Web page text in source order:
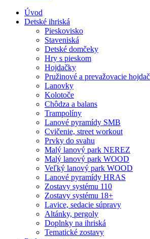
Úvod
Detské ihriská
Pieskovisko
Staveniská
Detské domčeky
Hry s pieskom
Hojdačky
Pružinové a prevažovacie
Lanovky
Kolotoče
Chôdza a balans
Trampolíny
Lanové pyramídy SMB
Cvičenie, street workout
Prvky do svahu
Malý lanový park NEREZ
Malý lanový park WOOD
Veľký lanový park WOOD
Lanové pyramídy HRAS
Zostavy systému 110
Zostavy systému 18+
Lavice, sedacie súpravy
Altánky, pergoly
Doplnky na ihriská
Tematické zostavy